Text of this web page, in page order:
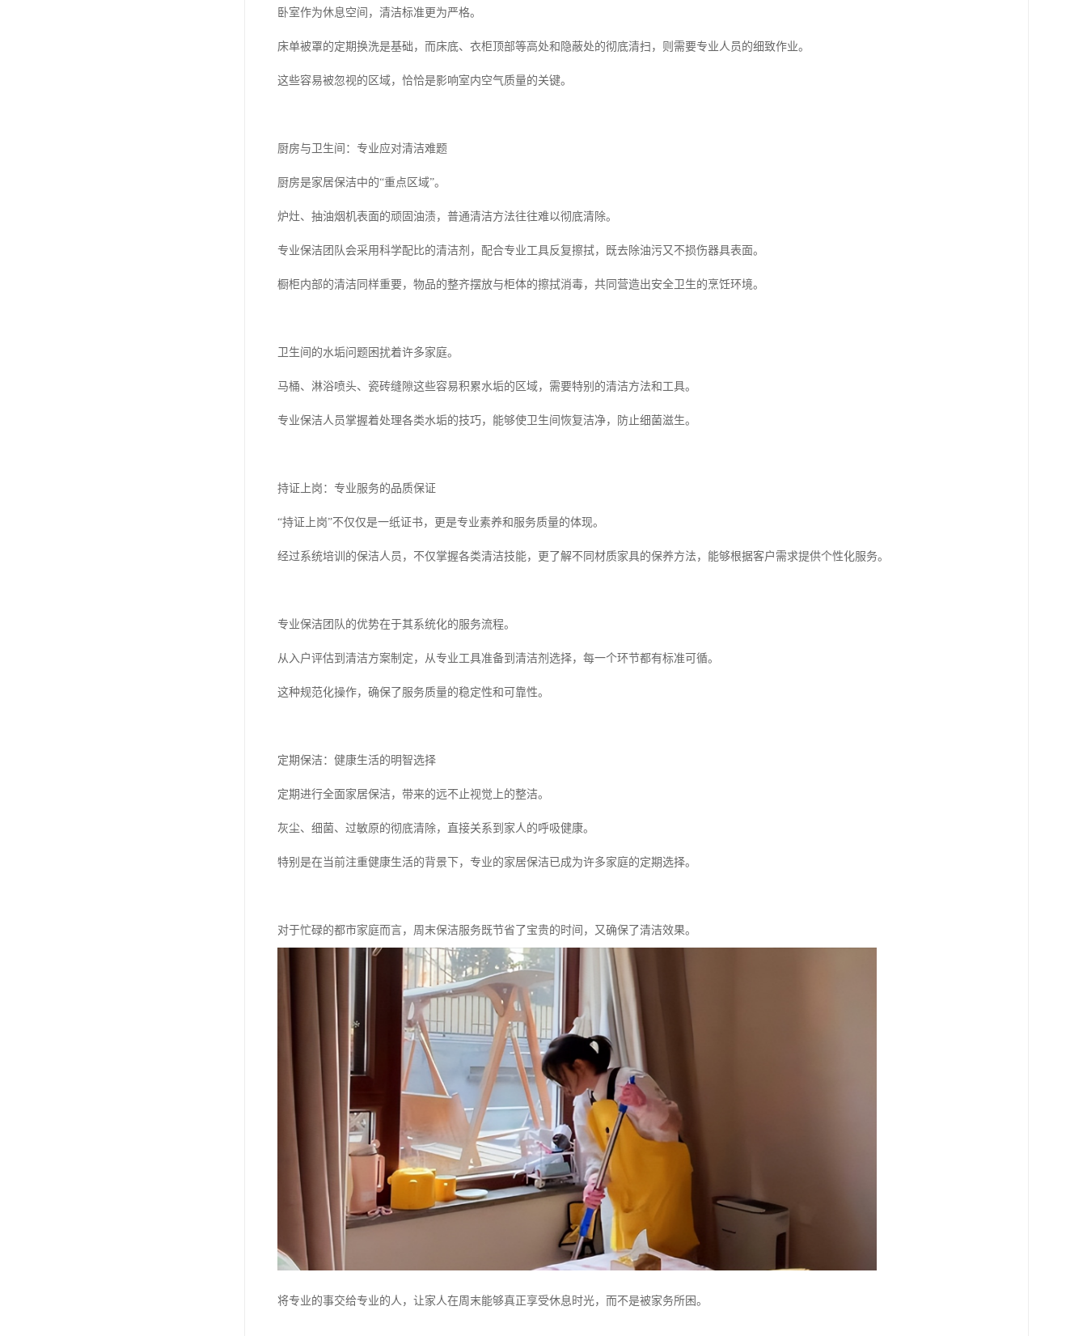
卧室作为休息空间，清洁标准更为严格。
床单被罩的定期换洗是基础，而床底、衣柜顶部等高处和隐蔽处的彻底清扫，则需要专业人员的细致作业。
这些容易被忽视的区域，恰恰是影响室内空气质量的关键。
厨房与卫生间：专业应对清洁难题
厨房是家居保洁中的“重点区域”。
炉灶、抽油烟机表面的顽固油渍，普通清洁方法往往难以彻底清除。
专业保洁团队会采用科学配比的清洁剂，配合专业工具反复擦拭，既去除油污又不损伤器具表面。
橱柜内部的清洁同样重要，物品的整齐摆放与柜体的擦拭消毒，共同营造出安全卫生的烹饪环境。
卫生间的水垢问题困扰着许多家庭。
马桶、淋浴喷头、瓷砖缝隙这些容易积累水垢的区域，需要特别的清洁方法和工具。
专业保洁人员掌握着处理各类水垢的技巧，能够使卫生间恢复洁净，防止细菌滋生。
持证上岗：专业服务的品质保证
“持证上岗”不仅仅是一纸证书，更是专业素养和服务质量的体现。
经过系统培训的保洁人员，不仅掌握各类清洁技能，更了解不同材质家具的保养方法，能够根据客户需求提供个性化服务。
专业保洁团队的优势在于其系统化的服务流程。
从入户评估到清洁方案制定，从专业工具准备到清洁剂选择，每一个环节都有标准可循。
这种规范化操作，确保了服务质量的稳定性和可靠性。
定期保洁：健康生活的明智选择
定期进行全面家居保洁，带来的远不止视觉上的整洁。
灰尘、细菌、过敏原的彻底清除，直接关系到家人的呼吸健康。
特别是在当前注重健康生活的背景下，专业的家居保洁已成为许多家庭的定期选择。
对于忙碌的都市家庭而言，周末保洁服务既节省了宝贵的时间，又确保了清洁效果。
将专业的事交给专业的人，让家人在周末能够真正享受休息时光，而不是被家务所困。